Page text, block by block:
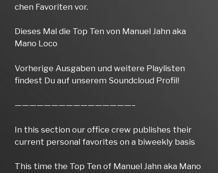
chen Favoriten vor.
Dieses Mal die Top Ten von Manuel Jahn aka
Mano Loco
Vorherige Ausgaben und weitere Playlisten
findest Du auf unserem Soundcloud Profil!
————————————————–
In this section our office crew publishes their
current personal favorites on a biweekly basis
This time the Top Ten of Manuel Jahn aka Mano